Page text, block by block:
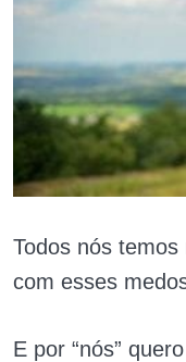
Todos nós
com esses
E por “nós”